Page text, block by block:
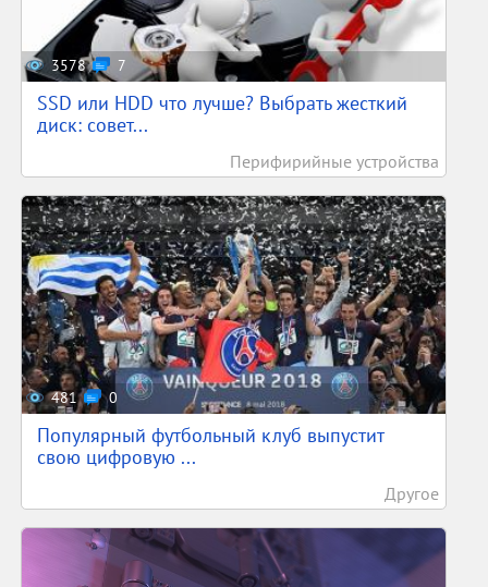
3578 7
SSD или HDD что лучше? Выбрать жесткий
диск: совет...
Перифирийные устройства
481 0
Популярный футбольный клуб выпустит
свою цифровую ...
Другое